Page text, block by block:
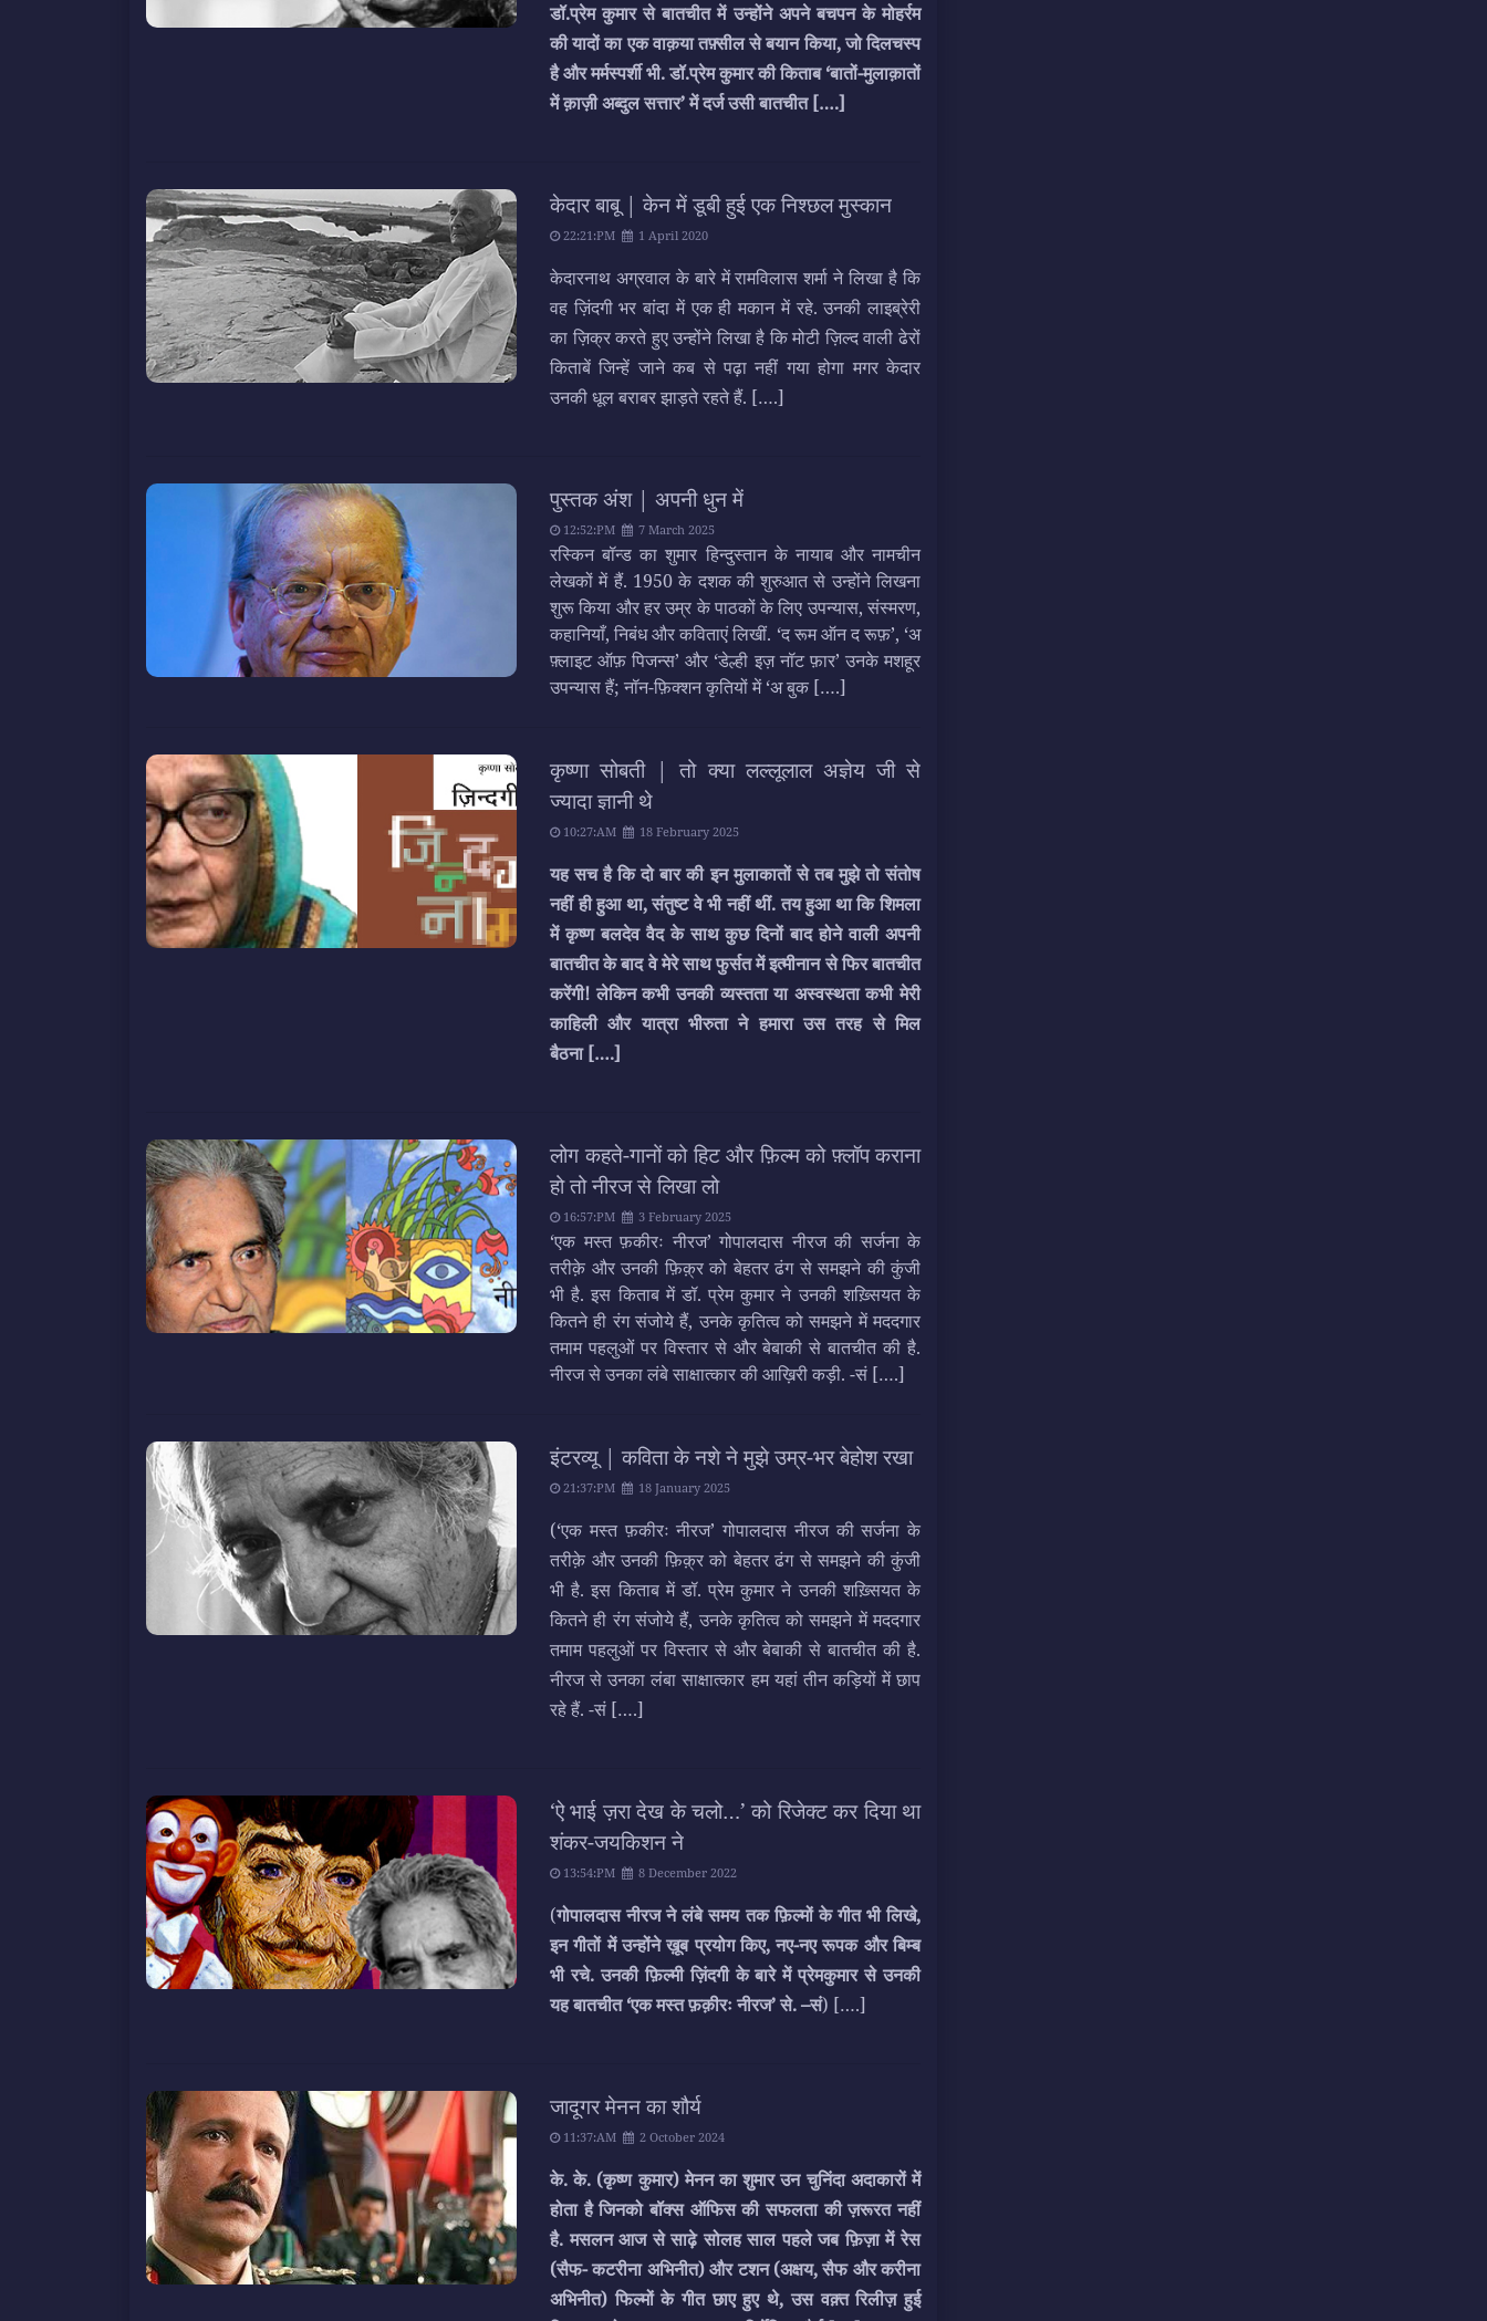
डॉ.प्रेम कुमार से बातचीत में उन्होंने अपने बचपन के मोहर्रम
की यादों का एक वाक़या तफ़्सील से बयान किया, जो दिलचस्प
है और मर्मस्पर्शी भी. डॉ.प्रेम कुमार की किताब ‘बातों-मुलाक़ातों
में क़ाज़ी अब्दुल सत्तार’ में दर्ज उसी बातचीत[….]
केदार बाबू | केन में डूबी हुई एक निश्छल मुस्कान
22:21:PM 1 April 2020
केदारनाथ अग्रवाल के बारे में रामविलास शर्मा ने लिखा है कि
वह ज़िंदगी भर बांदा में एक ही मकान में रहे. उनकी लाइब्रेरी
का ज़िक्र करते हुए उन्होंने लिखा है कि मोटी ज़िल्द वाली ढेरों
किताबें जिन्हें जाने कब से पढ़ा नहीं गया होगा मगर केदार
उनकी धूल बराबर झाड़ते रहते हैं. [….]
पुस्तक अंश | अपनी धुन में
12:52:PM 7 March 2025
रस्किन बॉन्ड का शुमार हिन्दुस्तान के नायाब और नामचीन
लेखकों में हैं. 1950 के दशक की शुरुआत से उन्होंने लिखना
शुरू किया और हर उम्र के पाठकों के लिए उपन्यास, संस्मरण,
कहानियाँ, निबंध और कविताएं लिखीं. ‘द रूम ऑन द रूफ़’, ‘अ
फ़्लाइट ऑफ़ पिजन्स’ और ‘डेल्ही इज़ नॉट फ़ार’ उनके मशहूर
उपन्यास हैं; नॉन-फ़िक्शन कृतियों में ‘अ बुक [….]
कृष्णा सोबती | तो क्या लल्लूलाल अज्ञेय जी से
ज्यादा ज्ञानी थे
10:27:AM 18 February 2025
यह सच है कि दो बार की इन मुलाकातों से तब मुझे तो संतोष
नहीं ही हुआ था, संतुष्ट वे भी नहीं थीं. तय हुआ था कि शिमला
में कृष्ण बलदेव वैद के साथ कुछ दिनों बाद होने वाली अपनी
बातचीत के बाद वे मेरे साथ फुर्सत में इत्मीनान से फिर बातचीत
करेंगी! लेकिन कभी उनकी व्यस्तता या अस्वस्थता कभी मेरी
काहिली और यात्रा भीरुता ने हमारा उस तरह से मिल
बैठना[….]
लोग कहते-गानों को हिट और फ़िल्म को फ़्लॉप कराना
हो तो नीरज से लिखा लो
16:57:PM 3 February 2025
‘एक मस्त फ़कीरः नीरज’ गोपालदास नीरज की सर्जना के
तरीक़े और उनकी फ़िक़्र को बेहतर ढंग से समझने की कुंजी
भी है. इस किताब में डॉ. प्रेम कुमार ने उनकी शख़्सियत के
कितने ही रंग संजोये हैं, उनके कृतित्व को समझने में मददगार
तमाम पहलुओं पर विस्तार से और बेबाकी से बातचीत की है.
नीरज से उनका लंबे साक्षात्कार की आख़िरी कड़ी. -सं [….]
इंटरव्यू | कविता के नशे ने मुझे उम्र-भर बेहोश रखा
21:37:PM 18 January 2025
(‘एक मस्त फ़कीरः नीरज’ गोपालदास नीरज की सर्जना के
तरीक़े और उनकी फ़िक़्र को बेहतर ढंग से समझने की कुंजी
भी है. इस किताब में डॉ. प्रेम कुमार ने उनकी शख़्सियत के
कितने ही रंग संजोये हैं, उनके कृतित्व को समझने में मददगार
तमाम पहलुओं पर विस्तार से और बेबाकी से बातचीत की है.
नीरज से उनका लंबा साक्षात्कार हम यहां तीन कड़ियों में छाप
रहे हैं. -सं [….]
‘ऐ भाई ज़रा देख के चलो…’ को रिजेक्ट कर दिया था
शंकर-जयकिशन ने
13:54:PM 8 December 2022
(गोपालदास नीरज ने लंबे समय तक फ़िल्मों के गीत भी लिखे,
इन गीतों में उन्होंने ख़ूब प्रयोग किए, नए-नए रूपक और बिम्ब
भी रचे. उनकी फ़िल्मी ज़िंदगी के बारे में प्रेमकुमार से उनकी
यह बातचीत ‘एक मस्त फ़क़ीरः नीरज’ से. –सं) [….]
जादूगर मेनन का शौर्य
11:37:AM 2 October 2024
के. के. (कृष्ण कुमार) मेनन का शुमार उन चुनिंदा अदाकारों में
होता है जिनको बॉक्स ऑफिस की सफलता की ज़रूरत नहीं
है. मसलन आज से साढ़े सोलह साल पहले जब फ़िज़ा में रेस
(सैफ- कटरीना अभिनीत) और टशन (अक्षय, सैफ और करीना
अभिनीत) फिल्मों के गीत छाए हुए थे, उस वक़्त रिलीज़ हुई